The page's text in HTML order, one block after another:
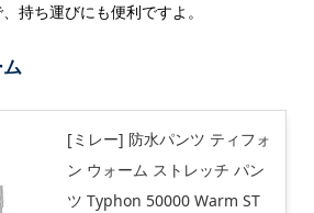
持ち運びにも便利ですよ。
[ミレー] 防水パンツ ティフォ
ン ウォーム ストレッチ パン
ツ Typhon 50000 Warm ST